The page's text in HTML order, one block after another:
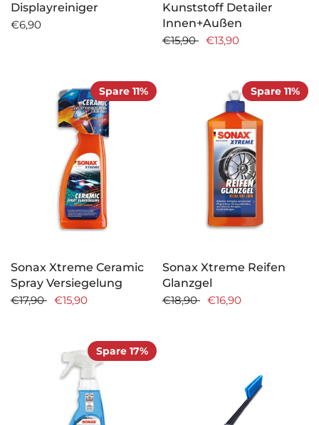
Displayreiniger
€6,90
Kunststoff Detailer
Innen+Außen
€15,90
€13,90
Spare 11%
Sonax Xtreme Ceramic
Spray Versiegelung
€17,90
€15,90
Spare 11%
Sonax Xtreme Reifen
Glanzgel
€18,90
€16,90
Spare 17%